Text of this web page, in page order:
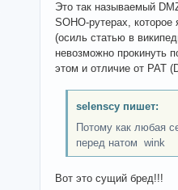
Это так называемый
SOHO-рутерах,
(осиль статью в
невозможно прокинуть
этом и отличие от PAT
selenscy пишет:
Потому как любая
перед натом wink
Вот это сущий бред!!!